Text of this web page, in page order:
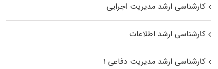
کارشناسی ارشد مدیریت اجرایی
کارشناسی ارشد اطلاعات
کارشناسی ارشد مدیریت دفاعی ۱